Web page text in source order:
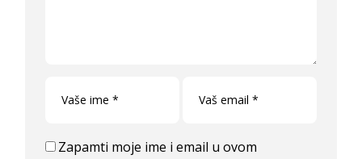
Zapamti moje ime i email u ovom